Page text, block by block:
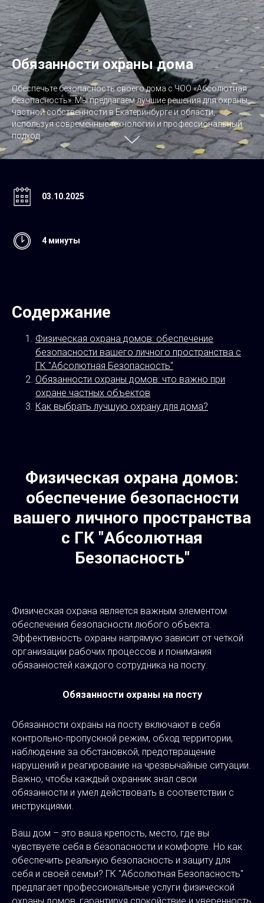
Обязанности охраны дома
Обеспечьте безопасность своего дома с ЧОО «Абсолютная
безопасность». Мы предлагаем лучшие решения для охраны
частной собственности в Екатеринбурге и области,
используя современные технологии и профессиональный
подход.
03.10.2025
4 минуты
Содержание
Физическая охрана домов: обеспечение
безопасности вашего личного пространства с
ГК "Абсолютная Безопасность"
Обязанности охраны домов: что важно при
охране частных объектов
Как выбрать лучшую охрану для дома?
Физическая охрана домов:
обеспечение безопасности
вашего личного пространства
с ГК "Абсолютная
Безопасность"
Физическая охрана является важным элементом
обеспечения безопасности любого объекта.
Эффективность охраны напрямую зависит от четкой
организации рабочих процессов и понимания
обязанностей каждого сотрудника на посту.
Обязанности охраны на посту
Обязанности охраны на посту включают в себя
контрольно-пропускной режим, обход территории,
наблюдение за обстановкой, предотвращение
нарушений и реагирование на чрезвычайные ситуации.
Важно, чтобы каждый охранник знал свои
обязанности и умел действовать в соответствии с
инструкциями.
Ваш дом – это ваша крепость, место, где вы
чувствуете себя в безопасности и комфорте. Но как
обеспечить реальную безопасность и защиту для
себя и своей семьи? ГК "Абсолютная Безопасность"
предлагает профессиональные услуги физической